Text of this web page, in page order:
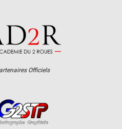
Officiels